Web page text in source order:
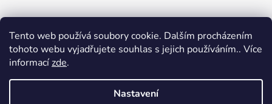
Tento web používá soubory cookie. Dalším procházením
tohoto webu vyjadřujete souhlas s jejich používáním.. Více
informacízde.
Nastavení
Přijímáme online platby